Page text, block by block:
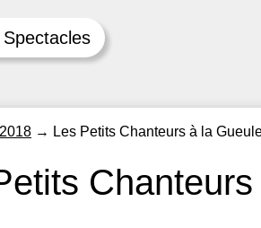
2018 → Les Petits Chanteurs à la